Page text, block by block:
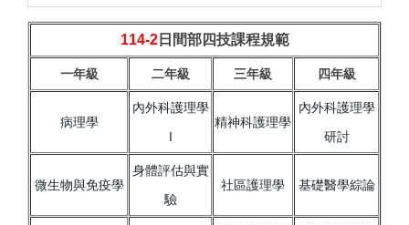
114-2日間部四技課程規範
一年級 二年級 三年級 四年級
病理學
內外科護理學
I
精神科護理學
內外科護理學
研討
微生物與免疫學
身體評估與實
驗
社區護理學 基礎醫學綜論